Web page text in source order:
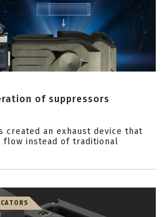
of suppressors
created an exhaust device that
flow instead of traditional